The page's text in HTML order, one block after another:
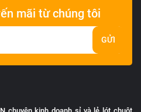
mãi từ chúng tôi
GỬI